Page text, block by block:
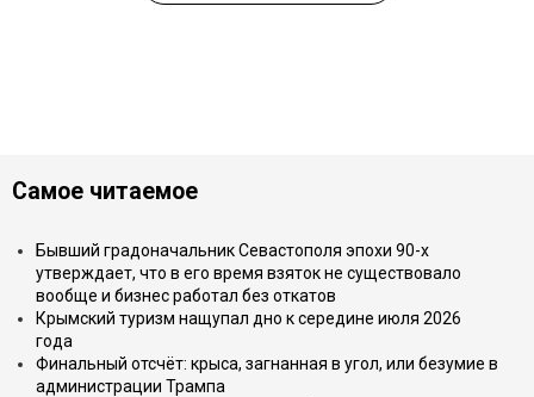
Самое читаемое
Бывший градоначальник Севастополя эпохи 90-х
утверждает, что в его время взяток не существовало
вообще и бизнес работал без откатов
Крымский туризм нащупал дно к середине июля 2026
года
Финальный отсчёт: крыса, загнанная в угол, или безумие в
администрации Трампа